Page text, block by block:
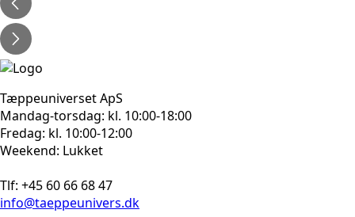
Tæppeuniverset ApS
Mandag-torsdag: kl. 10:00-18:00
Fredag: kl. 10:00-12:00
Weekend: Lukket
Tlf: +45 60 66 68 47
info@taeppeunivers.dk